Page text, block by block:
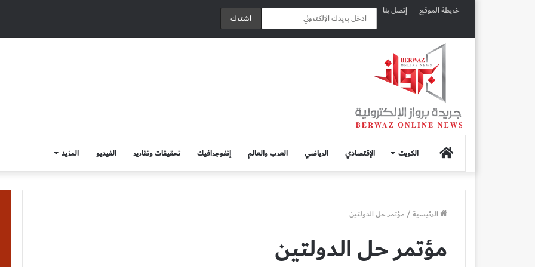
خريطة الموقع إتصل بنا
الصفحة
الرئيسية
الكويت الإقتصادي الرياضي العرب والعالم إنفوجرافيك تحقيقات وتقارير الفيديو المزيد
الرئيسية/مؤتمر حل الدولتين
مؤتمر حل الدولتين